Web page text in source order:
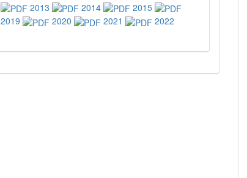
2013 2014
2015
2019 2020 2021
2022